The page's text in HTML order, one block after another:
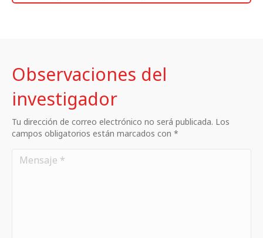
Observaciones del
investigador
Tu dirección de correo electrónico no será publicada. Los
campos obligatorios están marcados con *